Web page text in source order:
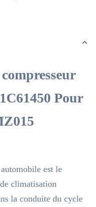
Pour
est le
climatisation
la conduite du cycle